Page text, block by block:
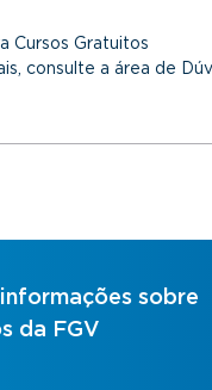
Cursos Gratuitos
consulte a área de
sobre
da FGV